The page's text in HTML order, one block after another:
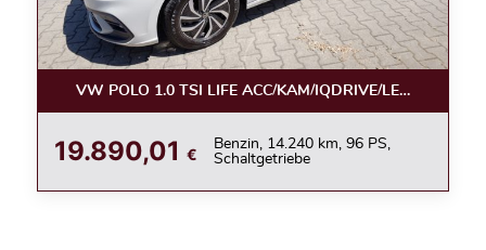
VW POLO 1.0 TSI LIFE ACC/KAM/IQDRIVE/LED/APPC/
19.890,01 €
Benzin, 14.240 km, 96 PS,
Schaltgetriebe